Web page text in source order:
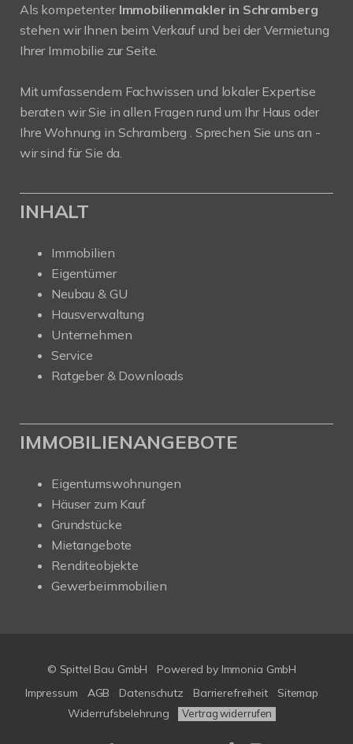
Als kompetenter Immobilienmakler in Schramberg
stehen wir Ihnen beim Verkauf und bei der Vermietung
Ihrer Immobilie zur Seite.
Mit umfassendem Fachwissen und lokaler Expertise
beraten wir Sie in allen Fragen rund um Ihr Haus oder
Ihre Wohnung in Schramberg . Sprechen Sie uns an -
wir sind für Sie da.
INHALT
Immobilien
Eigentümer
Neubau & GU
Hausverwaltung
Unternehmen
Service
Ratgeber & Downloads
IMMOBILIENANGEBOTE
Eigentumswohnungen
Häuser zum Kauf
Grundstücke
Mietangebote
Renditeobjekte
Gewerbeimmobilien
© Spittel Bau GmbH Powered by Immonia GmbH
Impressum
AGB Datenschutz Barrierefreiheit
Sitemap
Widerrufsbelehrung
Vertrag widerrufen